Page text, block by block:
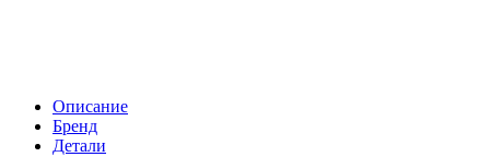
deg,
48V,
DALI)
Описание
Бренд
Детали